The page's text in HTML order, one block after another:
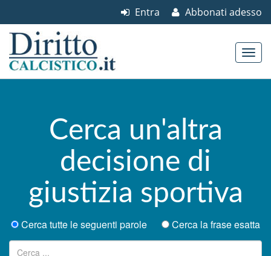
Abbonati adesso
Entra
Cerca un'altra
decisione di
giustizia sportiva
Cerca tutte le seguenti parole
Cerca la frase esatta
Ricerca per: